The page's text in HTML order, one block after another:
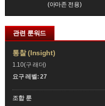
(아마존 전용)
관련 룬워드
통찰 (Insight)
1.10(구 래더)
요구 레벨: 27
조합 룬